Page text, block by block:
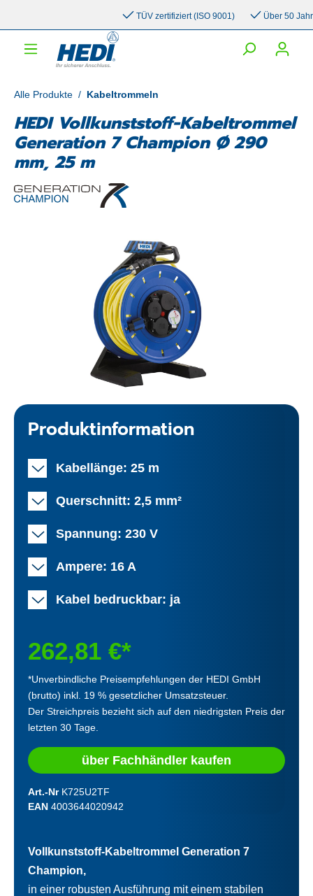
TÜV zertifiziert (ISO 9001) Über 50 Jahre
Alle Produkte / Kabeltrommeln
HEDI Vollkunststoff-Kabeltrommel
Generation 7 Champion Ø 290
mm, 25 m
Produktinformation
Kabellänge: 25 m
Querschnitt: 2,5 mm²
Spannung: 230 V
Ampere: 16 A
Kabel bedruckbar: ja
262,81 €*
*Unverbindliche Preisempfehlungen der HEDI GmbH
(brutto) inkl. 19 % gesetzlicher Umsatzsteuer.
Der Streichpreis bezieht sich auf den niedrigsten Preis der
letzten 30 Tage.
über Fachhändler kaufen
Art.-Nr K725U2TF
EAN 4003644020942
Vollkunststoff-Kabeltrommel Generation 7
Champion,
in einer robusten Ausführung mit einem stabilen